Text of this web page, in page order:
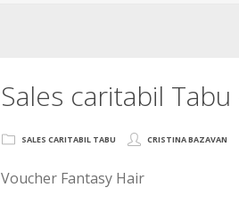
Sales caritabil
SALES CARITABIL TABU CRISTINA BAZAVAN
Voucher Fantasy Hair